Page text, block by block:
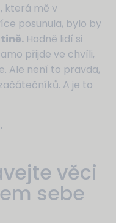
která mě v
posunula, bylo by
Hodně lidí si
přijde ve chvíli,
Ale není to pravda,
A je to
věci
sebe